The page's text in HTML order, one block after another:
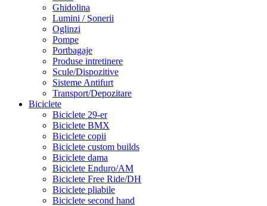
Ghidolina
Lumini / Sonerii
Oglinzi
Pompe
Portbagaje
Produse intretinere
Scule/Dispozitive
Sisteme Antifurt
Transport/Depozitare
Biciclete
Biciclete 29-er
Biciclete BMX
Biciclete copii
Biciclete custom builds
Biciclete dama
Biciclete Enduro/AM
Biciclete Free Ride/DH
Biciclete pliabile
Biciclete second hand